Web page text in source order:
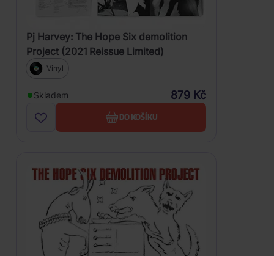
Pj Harvey: The Hope Six demolition
Project (2021 Reissue Limited)
Vinyl
Skladem 879 Kč
DO KOŠÍKU